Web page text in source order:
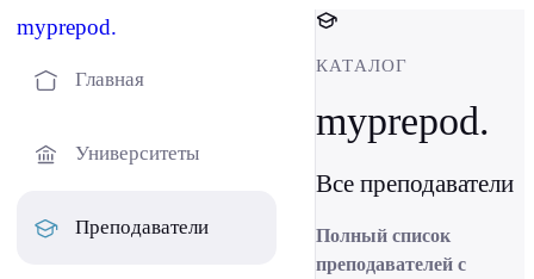
myprepod.
Главная
Университеты
Преподаватели
КАТАЛОГ
myprepod.
Все преподаватели
Полный список
преподавателей с